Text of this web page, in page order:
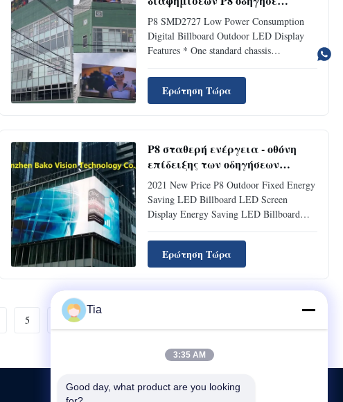
τοποθετημένη τοίχος οθόνη
διαφήμισης οθόνης την
υπαίθρια
P8 SMD2727 Low Power Consumption
Digital Billboard Outdoor LED Display
Features * One standard chassis
to 10.6 mm * Deep black level ,contrast
ratio 4000:1 * Die casting aluminum ,27-
32 per cabinet * Slim,about 100 mm
Ερώτηση Τώρα
P8 σταθερή ενέργεια - οθόνη
επίδειξης των οδηγήσεων
πινάκων διαφημίσεων
αποταμίευσης για υπαίθριο
2021 New Price P8 Outdoor Fixed Energy
Saving LED Billboard LED Screen
Display Energy Saving LED Billboard
SMD LEDs, Wide viewing angle: 160°/
140°. 3, Digital Process: 16bits. 4,
Standard cabinet size: Customized, cabinet
Ερώτηση Τώρα
5 Επόμενο.
Tia
3:35 AM
Good day, what product are you looking